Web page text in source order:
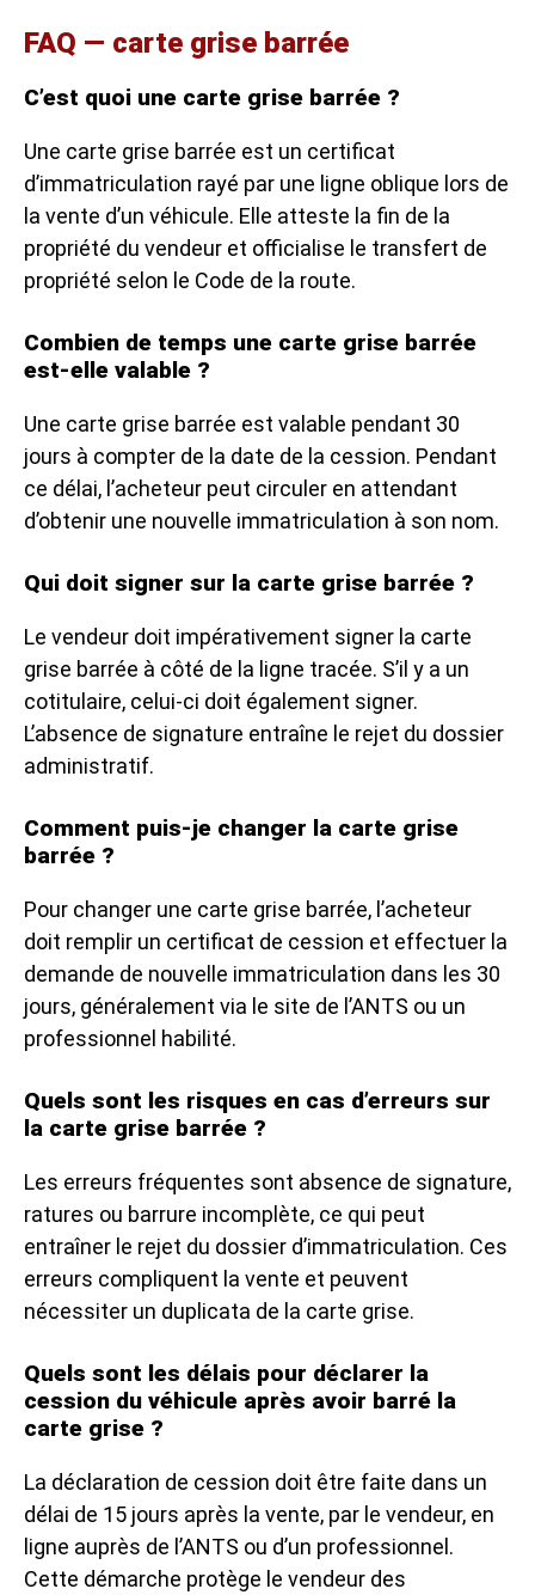
FAQ — carte grise barrée
C’est quoi une carte grise barrée ?
Une carte grise barrée est un certificat
d’immatriculation rayé par une ligne oblique lors de
la vente d’un véhicule. Elle atteste la fin de la
propriété du vendeur et officialise le transfert de
propriété selon le Code de la route.
Combien de temps une carte grise barrée
est-elle valable ?
Une carte grise barrée est valable pendant 30
jours à compter de la date de la cession. Pendant
ce délai, l’acheteur peut circuler en attendant
d’obtenir une nouvelle immatriculation à son nom.
Qui doit signer sur la carte grise barrée ?
Le vendeur doit impérativement signer la carte
grise barrée à côté de la ligne tracée. S’il y a un
cotitulaire, celui-ci doit également signer.
L’absence de signature entraîne le rejet du dossier
administratif.
Comment puis-je changer la carte grise
barrée ?
Pour changer une carte grise barrée, l’acheteur
doit remplir un certificat de cession et effectuer la
demande de nouvelle immatriculation dans les 30
jours, généralement via le site de l’ANTS ou un
professionnel habilité.
Quels sont les risques en cas d’erreurs sur
la carte grise barrée ?
Les erreurs fréquentes sont absence de signature,
ratures ou barrure incomplète, ce qui peut
entraîner le rejet du dossier d’immatriculation. Ces
erreurs compliquent la vente et peuvent
nécessiter un duplicata de la carte grise.
Quels sont les délais pour déclarer la
cession du véhicule après avoir barré la
carte grise ?
La déclaration de cession doit être faite dans un
délai de 15 jours après la vente, par le vendeur, en
ligne auprès de l’ANTS ou d’un professionnel.
Cette démarche protège le vendeur des